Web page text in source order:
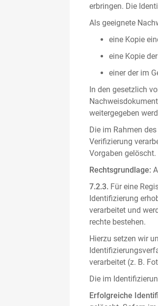
erbringen. Die
Als geeignete
eine Kopie
eine Kopie
einer der im
In den gesetzlich
weitergegeben
Die im Rahmen
Verifizierung
Vorgaben gelöscht.
Rechtsgrundlage:
7.2.3. Für eine
Identifizierung
verarbeitet und
rechte bestehen.
Hierzu setzen wir
verarbeitet (z. B.
Die im
Erfolgreiche